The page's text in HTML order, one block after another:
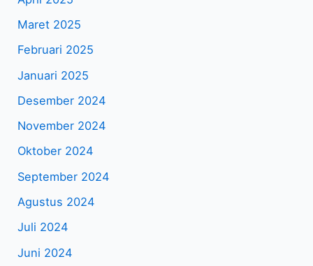
Maret 2025
Februari 2025
Januari 2025
Desember 2024
November 2024
Oktober 2024
September 2024
Agustus 2024
Juli 2024
Juni 2024